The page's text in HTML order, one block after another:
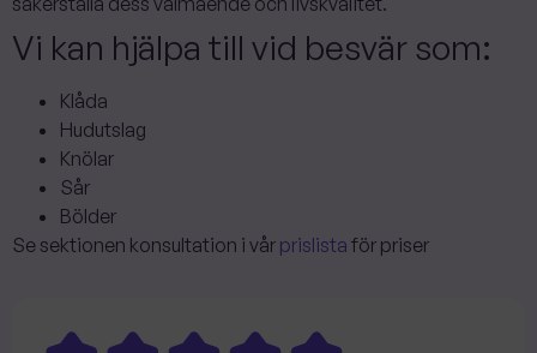
Vi kan hjälpa till vid besvär som:
Klåda
Hudutslag
Knölar
Sår
Bölder
Se sektionen konsultation i vår prislista för priser